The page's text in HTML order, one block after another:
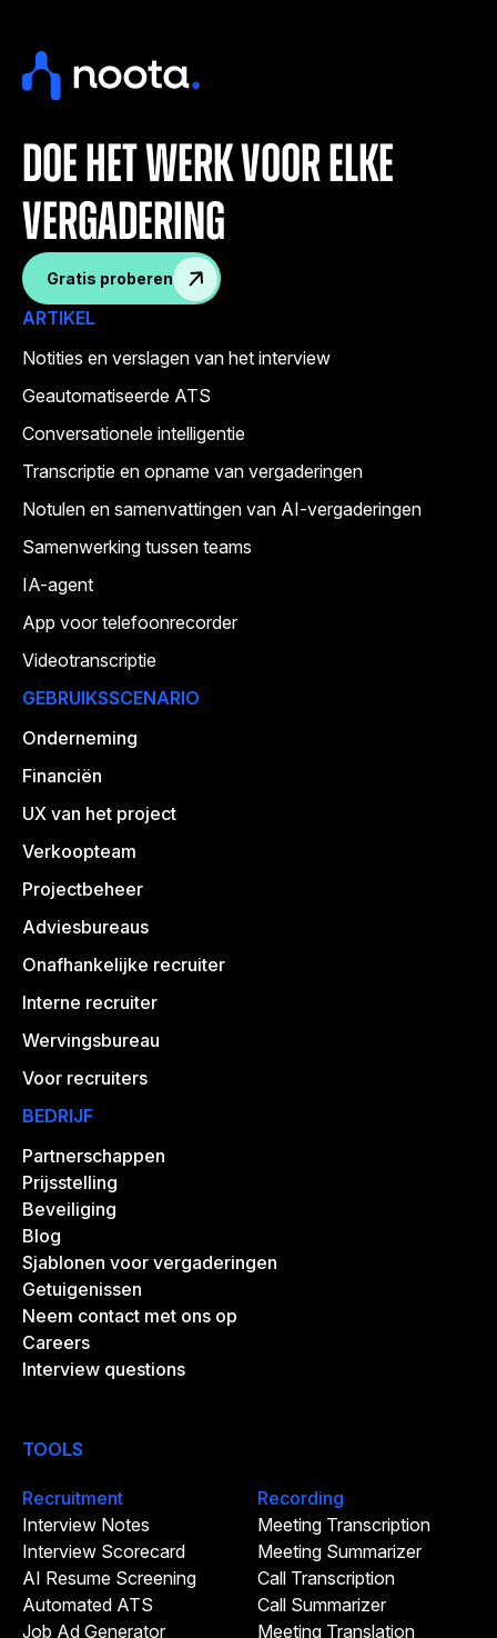
doe het werk voor elke
vergadering
Gratis proberen
ARTIKEL
Notities en verslagen van het interview
Geautomatiseerde ATS
Conversationele intelligentie
Transcriptie en opname van vergaderingen
Notulen en samenvattingen van AI-vergaderingen
Samenwerking tussen teams
IA-agent
App voor telefoonrecorder
Videotranscriptie
GEBRUIKSSCENARIO
Onderneming
Financiën
UX van het project
Verkoopteam
Projectbeheer
Adviesbureaus
Onafhankelijke recruiter
Interne recruiter
Wervingsbureau
Voor recruiters
BEDRIJF
Partnerschappen
Prijsstelling
Beveiliging
Blog
Sjablonen voor vergaderingen
Getuigenissen
Neem contact met ons op
Careers
Interview questions
TOOLS
Recruitment
Interview Notes
Interview Scorecard
AI Resume Screening
Automated ATS
Job Ad Generator
Recording
Meeting Transcription
Meeting Summarizer
Call Transcription
Call Summarizer
Meeting Translation